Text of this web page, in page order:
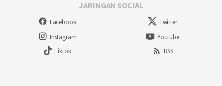
JARINGAN SOCIAL
Facebook
Twitter
Instagram
Youtube
Tiktok
RSS